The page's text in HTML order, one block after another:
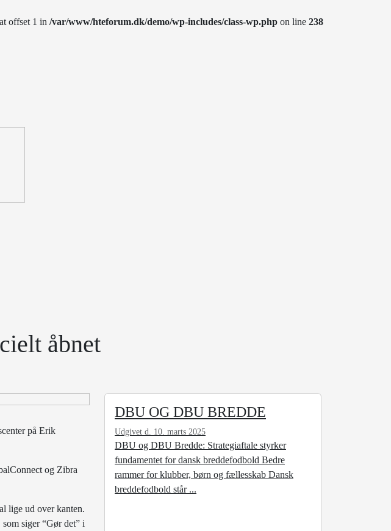
offset 1 in /var/www/hteforum.dk/demo/wp-includes/class-wp.php on line 238
åbnet
på Erik
og Zibra
lige ud over kanten.
siger “Gør det” i
DBU OG DBU BREDDE
Udgivet d. 10. marts 2025
DBU og DBU Bredde: Strategiaftale styrker
fundamentet for dansk breddefodbold Bedre
rammer for klubber, børn og fællesskab Dansk
breddefodbold står ...